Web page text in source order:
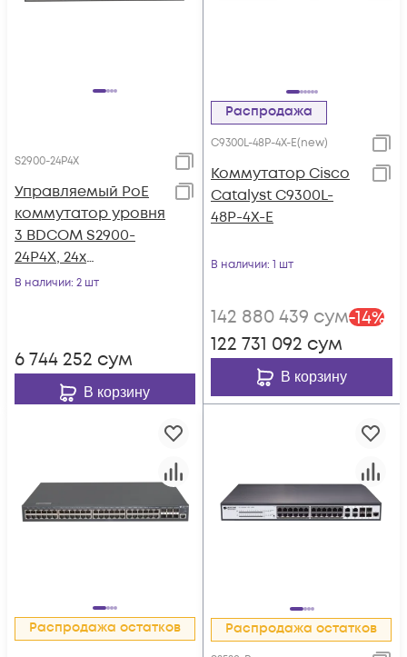
S2900-24P4X
Управляемый PoE
коммутатор уровня
3 BDCOM S2900-
24P4X, 24x
10/100/1000Base-T
В наличии: 2 шт
6 744 252 сум
В корзину
Распродажа
C9300L-48P-4X-E(new)
Коммутатор Cisco
Catalyst C9300L-
48P-4X-E
В наличии: 1 шт
142 880 439 сум-14%
122 731 092 сум
В корзину
Распродажа остатков Распродажа остатков